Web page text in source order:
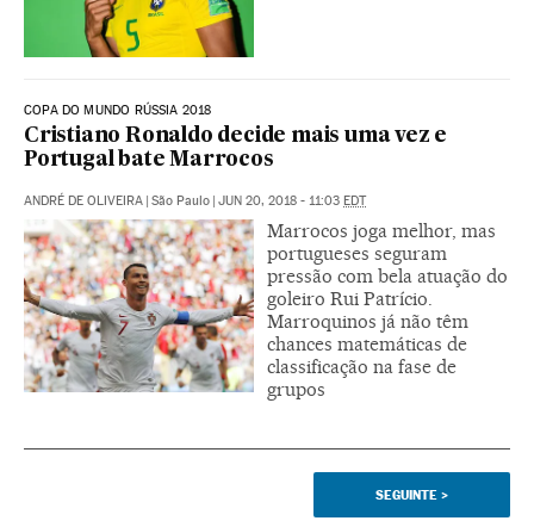
COPA DO MUNDO RÚSSIA 2018
Cristiano Ronaldo decide mais uma vez e
Portugal bate Marrocos
ANDRÉ DE OLIVEIRA São Paulo JUN 20, 2018 - 11:03 EDT
Marrocos joga melhor, mas
portugueses seguram
pressão com bela atuação do
goleiro Rui Patrício.
Marroquinos já não têm
chances matemáticas de
classificação na fase de
grupos
SEGUINTE >